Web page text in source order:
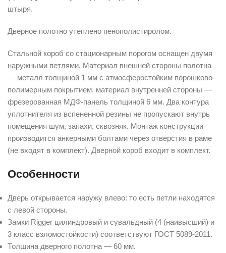
штыря.
Дверное полотно утеплено пенополистиролом.
Стальной короб со стационарным порогом оснащен двумя
наружными петлями. Материал внешней стороны полотна
— металл толщиной 1 мм с атмосферостойким порошково-
полимерным покрытием, материал внутренней стороны —
фрезерованная МДФ-панель толщиной 6 мм. Два контура
уплотнителя из вспененной резины не пропускают внутрь
помещения шум, запахи, сквозняк. Монтаж конструкции
производится анкерными болтами через отверстия в раме
(не входят в комплект). Дверной короб входит в комплект.
Особенности
Дверь открывается наружу влево: то есть петли находятся
с левой стороны.
Замки Rigger цилиндровый и сувальдный (4 (наивысший) и
3 класс взломостойкости) соответствуют ГОСТ 5089-2011.
Толщина дверного полотна — 60 мм.